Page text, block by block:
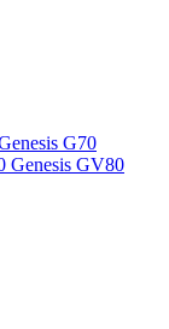
G70
Genesis GV80